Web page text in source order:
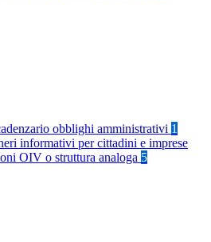
obblighi amministrativi 1
informativi per cittadini e imprese
OIV o struttura analoga 5